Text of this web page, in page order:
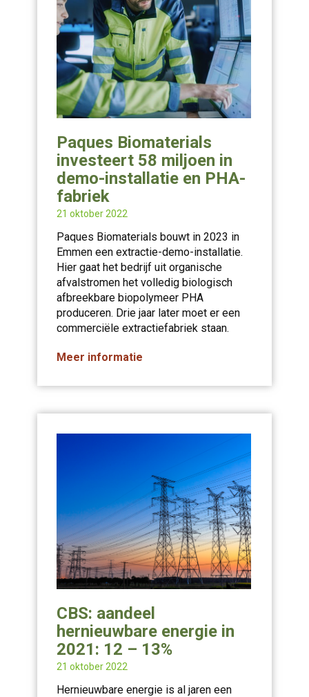
Paques Biomaterials
investeert 58 miljoen in
demo-installatie en PHA-
fabriek
21 oktober 2022
Paques Biomaterials bouwt in 2023 in
Emmen een extractie-demo-installatie.
Hier gaat het bedrijf uit organische
afvalstromen het volledig biologisch
afbreekbare biopolymeer PHA
produceren. Drie jaar later moet er een
commerciële extractiefabriek staan.
Meer informatie
CBS: aandeel
hernieuwbare energie in
2021: 12 – 13%
21 oktober 2022
Hernieuwbare energie is al jaren een